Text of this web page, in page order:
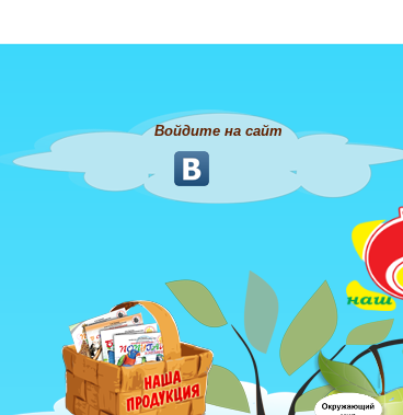
Войдите на сайт